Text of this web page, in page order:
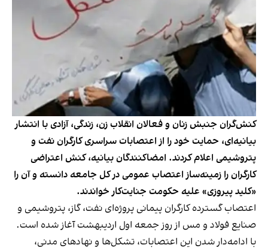
کنش‌گران جنبش زنان و فعالان انقلاب زن، زندگی، آزادی با انتشار
بیانیه‌ای، حمایت خود را از اعتصابات سراسری کارگران نفت و
پتروشیمی اعلام کردند. امضاکنندگان بیانیه، کنش اعتراضی
کارگران را زمینه‌ساز اعتصاب عمومی در کل جامعه دانسته و آن را
«کلید پیروزی» علیه حکومت جنایت‌کار خواندند.
اعتصاب گسترده کارگران پیمانی پروژه‌ای نفت، گاز، پتروشیمی و
صنایع فولاد و مس از روز جمعه اول اردیبهشت آغاز شده است.
با ادامه‌دار شدن این اعتصابات، تشکل‌ها و نهادهای مدنی،